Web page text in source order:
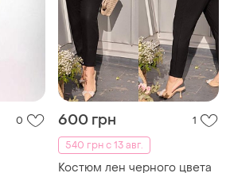
0 600 грн
1
540 грн с 13 авг.
Костюм лен черного цвета